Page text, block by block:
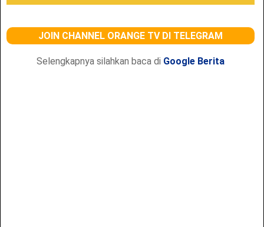
JOIN CHANNEL ORANGE TV DI TELEGRAM
Selengkapnya silahkan baca di Google Berita